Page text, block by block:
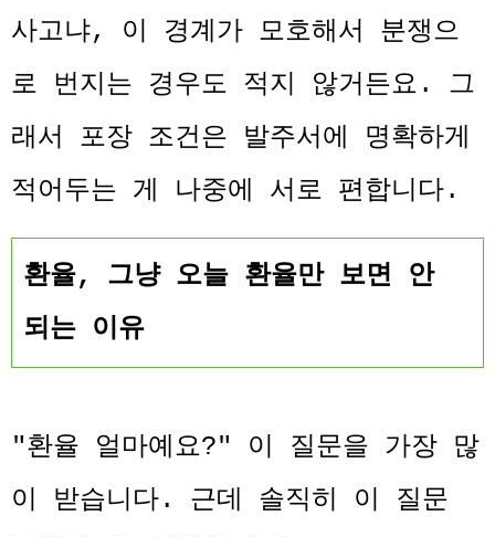
사고냐, 이 경계가 모호해서 분쟁으
로 번지는 경우도 적지 않거든요. 그
래서 포장 조건은 발주서에 명확하게
적어두는 게 나중에 서로 편합니다.
환율, 그냥 오늘 환율만 보면 안
되는 이유
"환율 얼마예요?" 이 질문을 가장 많
이 받습니다. 근데 솔직히 이 질문